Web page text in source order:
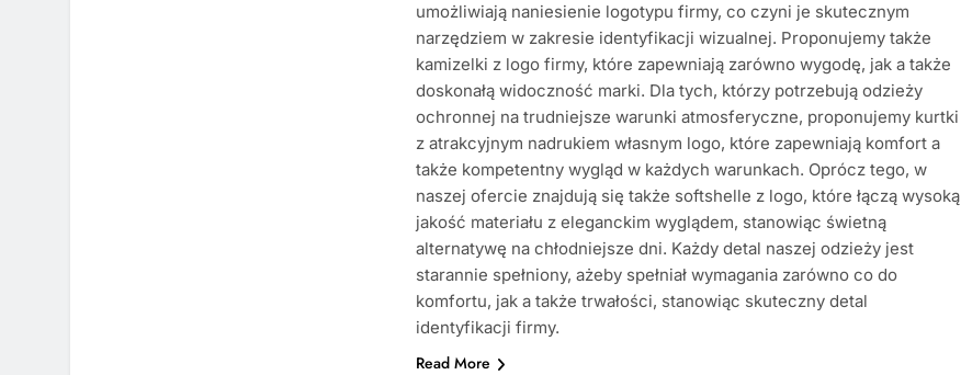
umożliwiają naniesienie logotypu firmy, co czyni je skutecznym
narzędziem w zakresie identyfikacji wizualnej. Proponujemy także
kamizelki z logo firmy, które zapewniają zarówno wygodę, jak a także
doskonałą widoczność marki. Dla tych, którzy potrzebują odzieży
ochronnej na trudniejsze warunki atmosferyczne, proponujemy kurtki
z atrakcyjnym nadrukiem własnym logo, które zapewniają komfort a
także kompetentny wygląd w każdych warunkach. Oprócz tego, w
naszej ofercie znajdują się także softshelle z logo, które łączą wysoką
jakość materiału z eleganckim wyglądem, stanowiąc świetną
alternatywę na chłodniejsze dni. Każdy detal naszej odzieży jest
starannie spełniony, ażeby spełniał wymagania zarówno co do
komfortu, jak a także trwałości, stanowiąc skuteczny detal
identyfikacji firmy.
Read More